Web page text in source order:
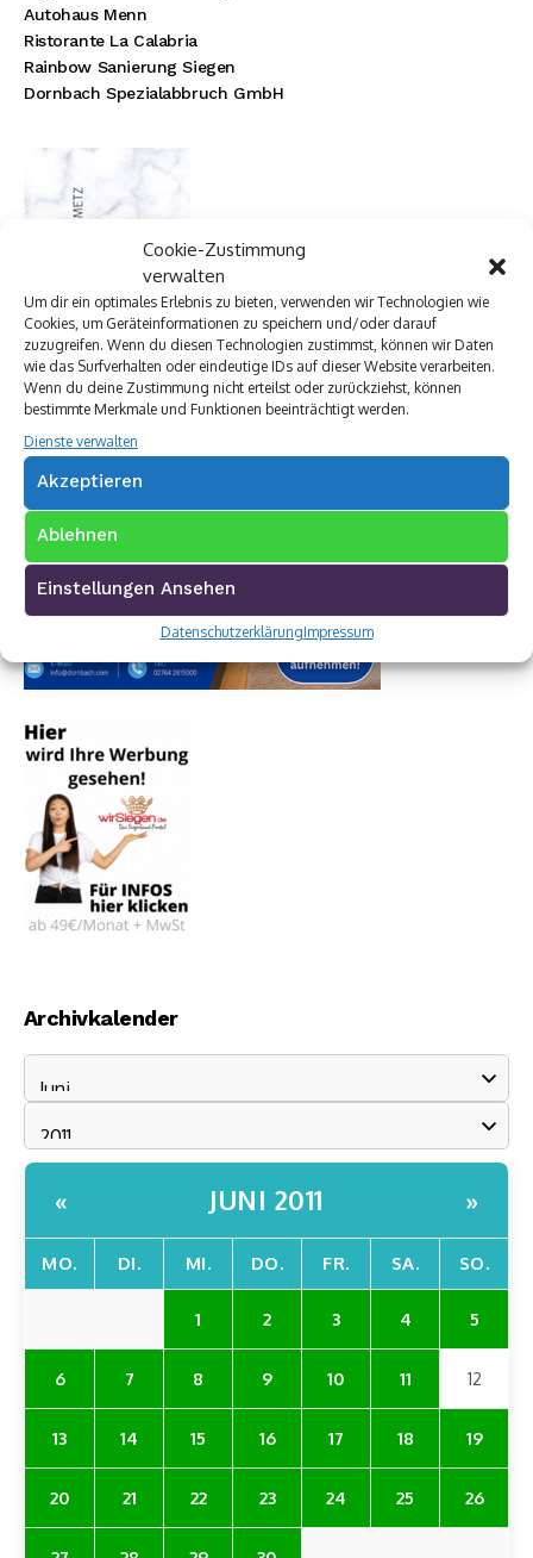
Cookie-Zustimmung
verwalten
Um dir ein optimales Erlebnis zu bieten, verwenden wir Technologien wie
Cookies, um Geräteinformationen zu speichern und/oder darauf
zuzugreifen. Wenn du diesen Technologien zustimmst, können wir Daten
wie das Surfverhalten oder eindeutige IDs auf dieser Website verarbeiten.
Wenn du deine Zustimmung nicht erteilst oder zurückziehst, können
bestimmte Merkmale und Funktionen beeinträchtigt werden.
Dienste verwalten
Akzeptieren
Ablehnen
Einstellungen Ansehen
DatenschutzerklärungImpressum
Autohaus Menn
Ristorante La Calabria
Rainbow Sanierung Siegen
Dornbach Spezialabbruch GmbH
Archivkalender
« JUNI 2011 »
MO. DI. MI. DO. FR. SA. SO.
1 2 3 4 5
6 7 8 9 10 11 12
13 14 15 16 17 18 19
20 21 22 23 24 25 26